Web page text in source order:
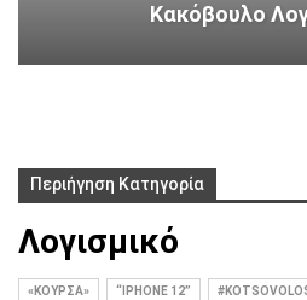
Κακόβουλο
Περιήγηση Κατηγορία
Λογισμικό
«ΚΟΎΡΣΑ» “IPHONE 12”